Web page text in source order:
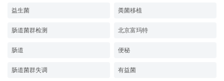
益生菌 粪菌移植
肠道菌群检测 北京富玛特
肠道 便秘
肠道菌群失调 有益菌